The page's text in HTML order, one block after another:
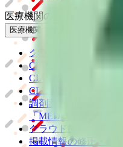
医療機関の方
医療機関の方
クラウド診療
CLINICS予約
CLINICSオンライン診
CLINICSカルテ
調剤薬局向け統合型
「MEDIXS」
クラウド歯科業務
掲載情報の修正・削